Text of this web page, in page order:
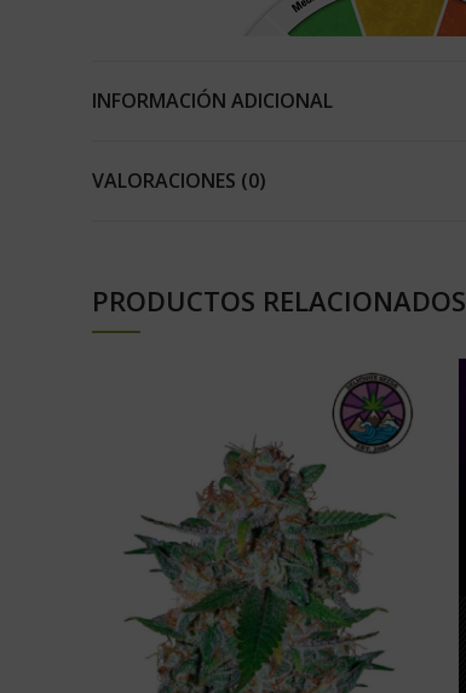
INFORMACIÓN ADICIONAL
VALORACIONES (0)
PRODUCTOS RELACIONADOS